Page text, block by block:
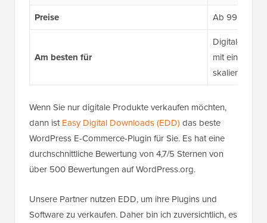
Preise Ab 99,50 $/
Am besten für
Digitale
mit einer
skalierbaren
Wenn Sie nur digitale Produkte verkaufen möchten,
dann istEasy Digital Downloads (EDD) das beste
WordPress E-Commerce-Plugin für Sie. Es hat eine
durchschnittliche Bewertung von 4,7/5 Sternen von
über 500 Bewertungen auf WordPress.org.
Unsere Partner nutzen EDD, um ihre Plugins und
Software zu verkaufen. Daher bin ich zuversichtlich, es